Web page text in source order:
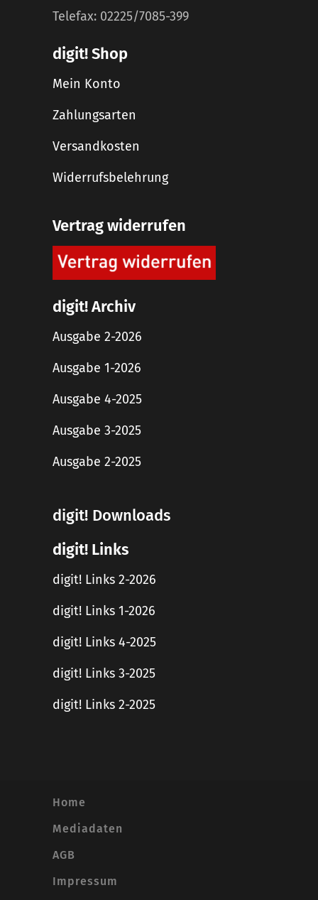
Telefax: 02225/7085-399
digit! Shop
Mein Konto
Zahlungsarten
Versandkosten
Widerrufsbelehrung
Vertrag widerrufen
digit! Archiv
Ausgabe 2-2026
Ausgabe 1-2026
Ausgabe 4-2025
Ausgabe 3-2025
Ausgabe 2-2025
digit! Downloads
digit! Links
digit! Links 2-2026
digit! Links 1-2026
digit! Links 4-2025
digit! Links 3-2025
digit! Links 2-2025
Home
Mediadaten
AGB
Impressum